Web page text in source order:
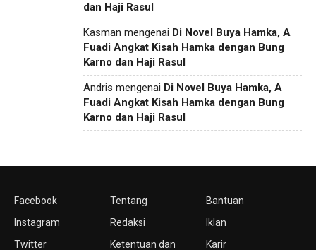
dan Haji Rasul
Kasman mengenai Di Novel Buya Hamka, A
Fuadi Angkat Kisah Hamka dengan Bung
Karno dan Haji Rasul
Andris mengenai Di Novel Buya Hamka, A
Fuadi Angkat Kisah Hamka dengan Bung
Karno dan Haji Rasul
Facebook
Instagram
Twitter
Tentang
Redaksi
Ketentuan dan
Bantuan
Iklan
Karir